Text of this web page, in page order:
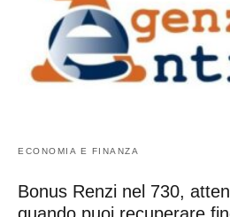
ECONOMIA E FINANZA
Bonus Renzi nel 730,
quando puoi recuperare